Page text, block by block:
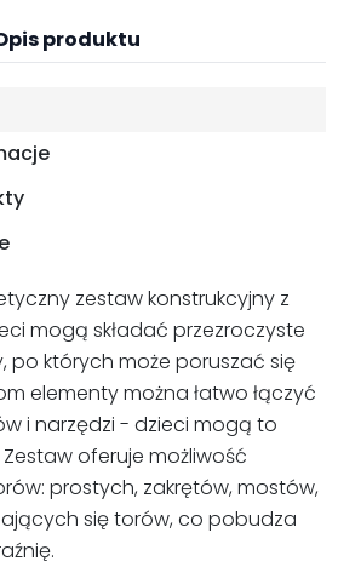
produktu
zestaw konstrukcyjny z
mogą składać przezroczyste
po których może poruszać się
elementy można łatwo łączyć
i narzędzi - dzieci mogą to
oferuje możliwość
prostych, zakrętów, mostów,
się torów, co pobudza